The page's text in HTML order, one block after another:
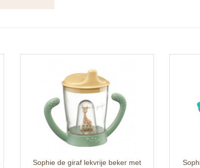
Sophie de giraf lekvrije beker met